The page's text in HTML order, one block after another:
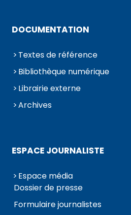
DOCUMENTATION
Textes de référence
Bibliothèque numérique
Librairie externe
Archives
ESPACE JOURNALISTE
Espace média
Dossier de presse
Formulaire journalistes